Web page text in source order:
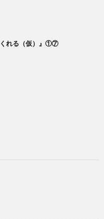
くれる（仮）』①⑦